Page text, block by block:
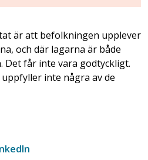
är att befolkningen upplever
och där lagarna är både
Det får inte vara godtyckligt.
inte några av de